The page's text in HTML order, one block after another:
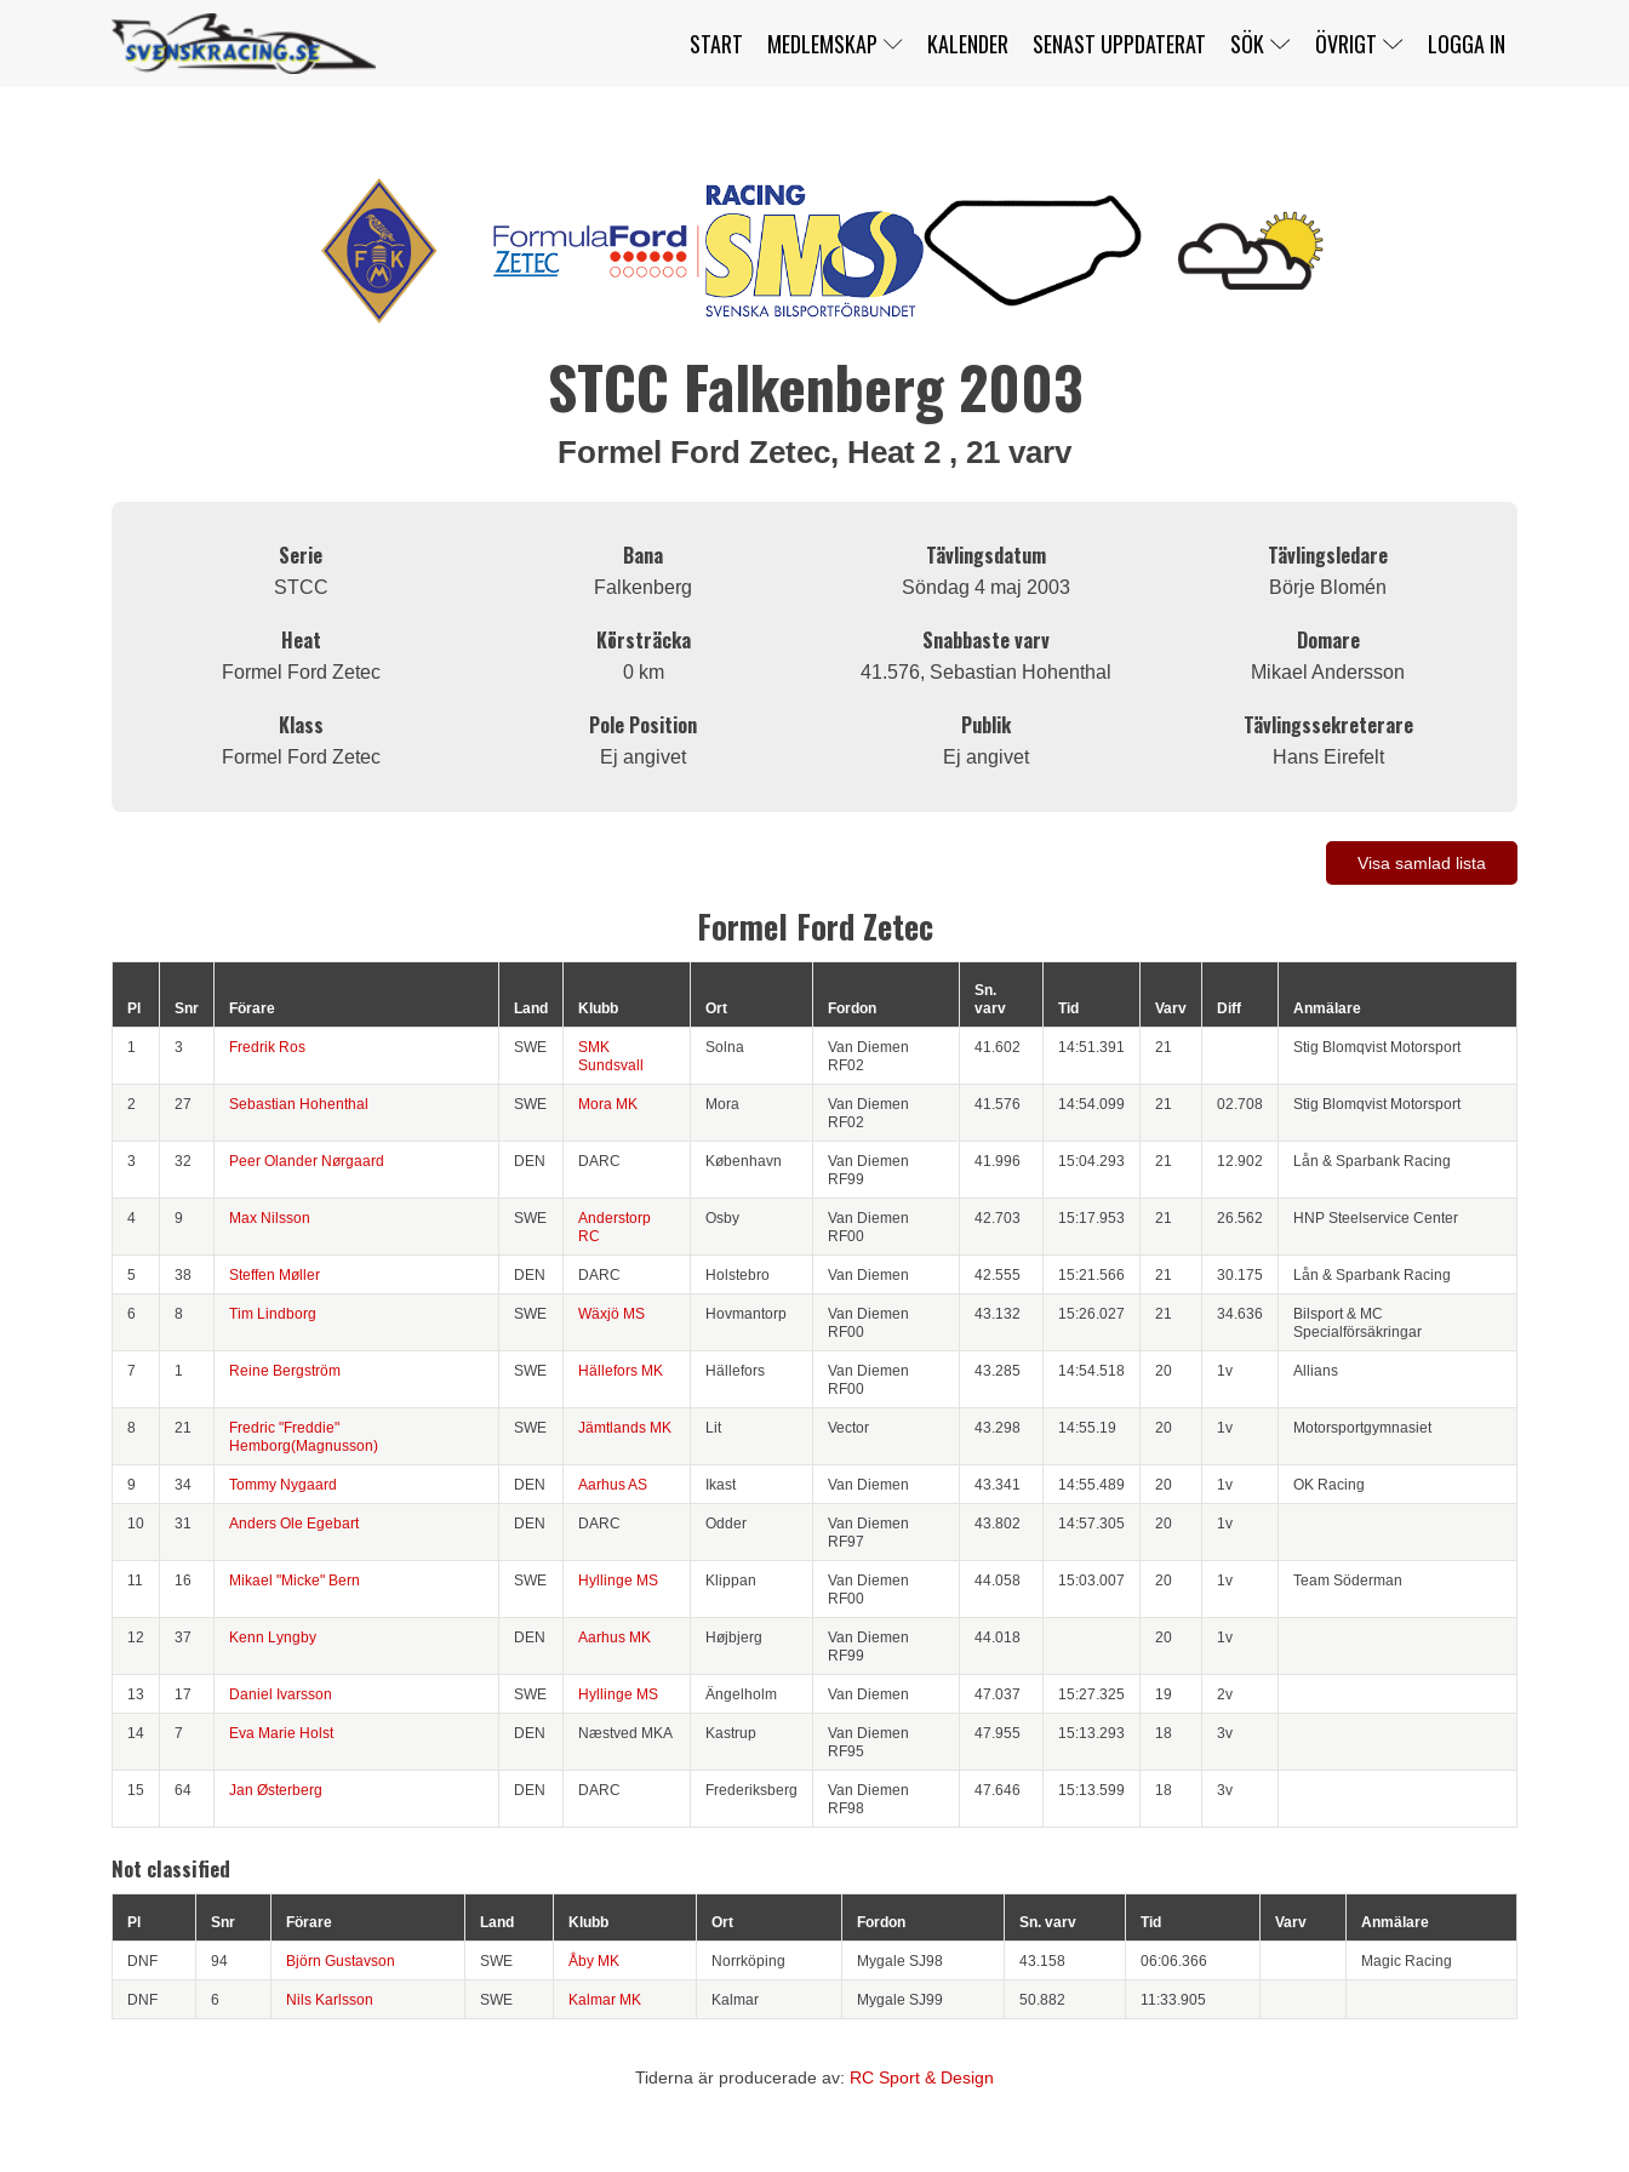
START MEDLEMSKAP KALENDER SENAST UPPDATERAT SÖK
TÄVLINGAR
FÖRARE
KLUBBAR
KLASSER
ÖVRIGT LOGGA IN
STCC Falkenberg 2003
Formel Ford Zetec, Heat 2 , 21 varv
Serie
STCC
Heat
Formel Ford Zetec
Klass
Formel Ford Zetec
Bana
Falkenberg
Körsträcka
0 km
Pole Position
Ej angivet
Tävlingsdatum
Söndag 4 maj 2003
Snabbaste varv
41.576, Sebastian Hohenthal
Publik
Ej angivet
Tävlingsledare
Börje Blomén
Domare
Mikael Andersson
Tävlingssekreterare
Hans Eirefelt
Visa samlad lista
Formel Ford Zetec
Pl Snr Förare Land Klubb Ort Fordon
Sn.
varv
Tid Varv Diff Anmälare
1 3 Fredrik Ros SWE
SMK
Sundsvall
Solna
Van Diemen
RF02
41.602 14:51.391 21 Stig Blomqvist Motorsport
2 27 Sebastian Hohenthal SWE Mora MK Mora
Van Diemen
RF02
41.576 14:54.099 21 02.708 Stig Blomqvist Motorsport
3 32 Peer Olander Nørgaard DEN DARC København
Van Diemen
RF99
41.996 15:04.293 21 12.902 Lån & Sparbank Racing
4 9 Max Nilsson SWE
Anderstorp
RC
Osby
Van Diemen
RF00
42.703 15:17.953 21 26.562 HNP Steelservice Center
5 38 Steffen Møller DEN DARC Holstebro Van Diemen 42.555 15:21.566 21 30.175 Lån & Sparbank Racing
6 8 Tim Lindborg SWE Wäxjö MS Hovmantorp
Van Diemen
RF00
43.132 15:26.027 21 34.636
Bilsport & MC
Specialförsäkringar
7 1 Reine Bergström SWE Hällefors MK Hällefors
Van Diemen
RF00
43.285 14:54.518 20 1v Allians
8 21
Fredric "Freddie"
Hemborg(Magnusson)
SWE Jämtlands MK Lit Vector 43.298 14:55.19 20 1v Motorsportgymnasiet
9 34 Tommy Nygaard DEN Aarhus AS Ikast Van Diemen 43.341 14:55.489 20 1v OK Racing
10 31 Anders Ole Egebart DEN DARC Odder
Van Diemen
RF97
43.802 14:57.305 20 1v
11 16 Mikael "Micke" Bern SWE Hyllinge MS Klippan
Van Diemen
RF00
44.058 15:03.007 20 1v Team Söderman
12 37 Kenn Lyngby DEN Aarhus MK Højbjerg
Van Diemen
RF99
44.018 20 1v
13 17 Daniel Ivarsson SWE Hyllinge MS Ängelholm Van Diemen 47.037 15:27.325 19 2v
14 7 Eva Marie Holst DEN Næstved MKA Kastrup
Van Diemen
RF95
47.955 15:13.293 18 3v
15 64 Jan Østerberg DEN DARC Frederiksberg
Van Diemen
RF98
47.646 15:13.599 18 3v
Not classified
Pl Snr Förare Land Klubb Ort Fordon Sn. varv Tid Varv Anmälare
DNF 94 Björn Gustavson SWE Åby MK Norrköping Mygale SJ98 43.158 06:06.366 Magic Racing
DNF 6 Nils Karlsson SWE Kalmar MK Kalmar Mygale SJ99 50.882 11:33.905
Tiderna är producerade av: RC Sport & Design